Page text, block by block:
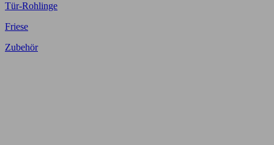
Tür-Rohlinge
Friese
Zubehör